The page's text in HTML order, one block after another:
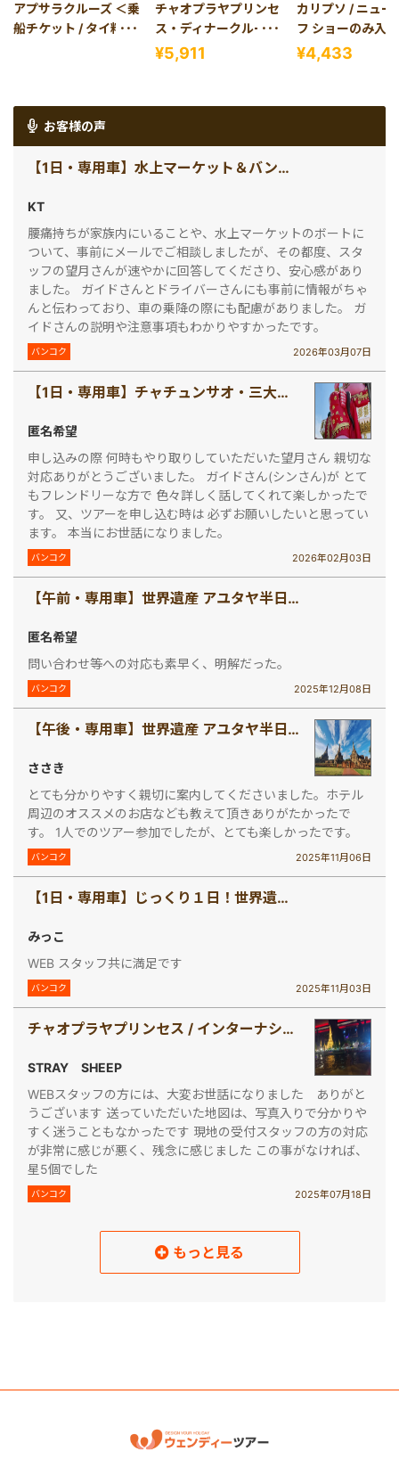
アプサラクルーズ ＜乗
船チケット / タイ料理
チャオプラヤプリンセ
ス・ディナークルーズ
＜乗船チケット＞
¥5,911
カリプソ / ニュー
フ ショーのみ入
ット (バンコク)
¥4,433
お客様の声
【1日・専用車】水上マーケット＆バンコク市内観光コース
KT
腰痛持ちが家族内にいることや、水上マーケットのボートに
ついて、事前にメールでご相談しましたが、その都度、スタ
ッフの望月さんが速やかに回答してくださり、安心感があり
ました。 ガイドさんとドライバーさんにも事前に情報がちゃ
んと伝わっており、車の乗降の際にも配慮がありました。 ガ
イドさんの説明や注意事項もわかりやすかったです。
バンコク 2026年03月07日
【1日・専用車】チャチュンサオ・三大ガネーシャ巡りと黄金寺院
匿名希望
申し込みの際 何時もやり取りしていただいた望月さん 親切な
対応ありがとうございました。 ガイドさん(シンさん)が とて
もフレンドリーな方で 色々詳しく話してくれて楽しかったで
す。 又、ツアーを申し込む時は 必ずお願いしたいと思ってい
ます。 本当にお世話になりました。
バンコク 2026年02月03日
【午前・専用車】世界遺産 アユタヤ半日コース
匿名希望
問い合わせ等への対応も素早く、明解だった。
バンコク 2025年12月08日
【午後・専用車】世界遺産 アユタヤ半日コース
ささき
とても分かりやすく親切に案内してくださいました。ホテル
周辺のオススメのお店なども教えて頂きありがたかったで
す。 1人でのツアー参加でしたが、とても楽しかったです。
バンコク 2025年11月06日
【1日・専用車】じっくり１日！世界遺産アユタヤツアー
みっこ
WEB スタッフ共に満足です
バンコク 2025年11月03日
チャオプラヤプリンセス / インターナショナルビュッフェ (ディナークルーズ,バンコク)）
STRAY SHEEP
WEBスタッフの方には、大変お世話になりました ありがと
うございます 送っていただいた地図は、写真入りで分かりや
すく迷うこともなかったです 現地の受付スタッフの方の対応
が非常に感じが悪く、残念に感じました この事がなければ、
星5個でした
バンコク 2025年07月18日
もっと見る